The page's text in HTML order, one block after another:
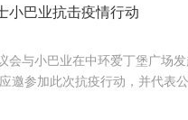
小巴业抗击疫情行动
与小巴业在中环爱丁堡广场
邀参加此次抗疫行动，并代表